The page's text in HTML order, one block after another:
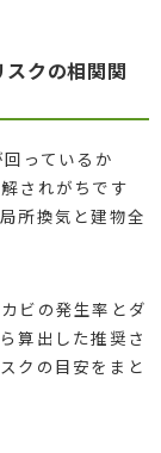
クの相関関
っているか
されがちです
所換気と建物全
ビの発生率とダ
算出した推奨さ
クの目安をまと